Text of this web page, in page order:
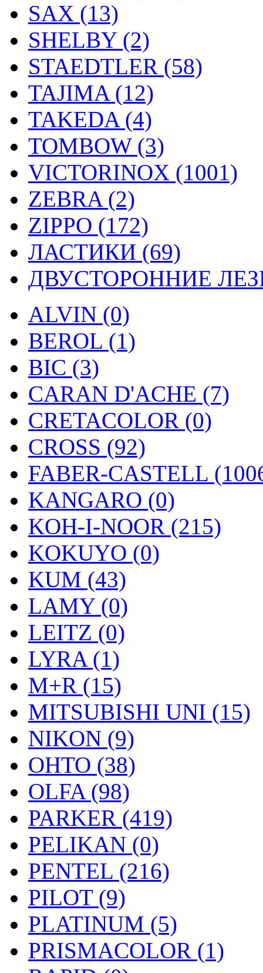
SAX (13)
SHELBY (2)
STAEDTLER (58)
TAJIMA (12)
TAKEDA (4)
TOMBOW (3)
VICTORINOX (1001)
ZEBRA (2)
ZIPPO (172)
ЛАСТИКИ (69)
ДВУСТОРОННИЕ
ALVIN (0)
BEROL (1)
BIC (3)
CARAN D'ACHE (7)
CRETACOLOR (0)
CROSS (92)
FABER-CASTELL
KANGARO (0)
KOH-I-NOOR (215)
KOKUYO (0)
KUM (43)
LAMY (0)
LEITZ (0)
LYRA (1)
M+R (15)
MITSUBISHI UNI (15)
NIKON (9)
OHTO (38)
OLFA (98)
PARKER (419)
PELIKAN (0)
PENTEL (216)
PILOT (9)
PLATINUM (5)
PRISMACOLOR (1)